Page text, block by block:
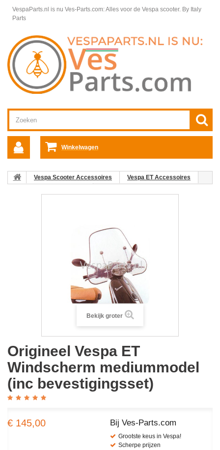
VespaParts.nl is nu Ves-Parts.com: Alles voor de Vespa scooter. By Italy
Parts
Winkelwagen
Vespa Scooter Accessoires
Vespa ET Accessoires
Bekijk groter
Origineel Vespa ET
Windscherm mediummodel
(inc bevestigingsset)
€ 145,00 Bij Ves-Parts.com
Grootste keus in Vespa!
Scherpe prijzen